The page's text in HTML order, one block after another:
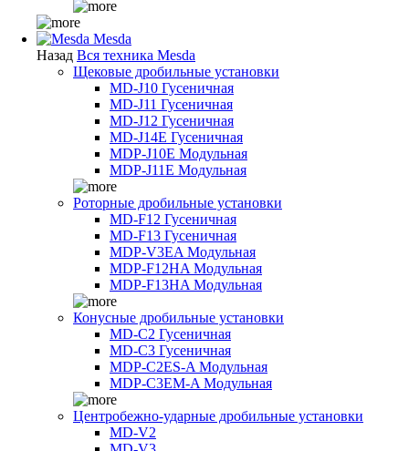
Mesda
Назад Вся техника Mesda
Щековые дробильные установки
MD-J10 Гусеничная
MD-J11 Гусеничная
MD-J12 Гусеничная
MD-J14E Гусеничная
MDP-J10E Модульная
MDP-J11E Модульная
Роторные дробильные установки
MD-F12 Гусеничная
MD-F13 Гусеничная
MDP-V3EA Модульная
MDP-F12HA Модульная
MDP-F13HA Модульная
Конусные дробильные установки
MD-C2 Гусеничная
MD-C3 Гусеничная
MDP-C2ES-A Модульная
MDP-C3EM-A Модульная
Центробежно-ударные дробильные установки
MD-V2